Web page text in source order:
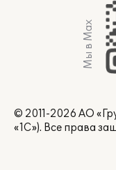
Мы в Max
© 2011-2026 АО
«1С»). Все права